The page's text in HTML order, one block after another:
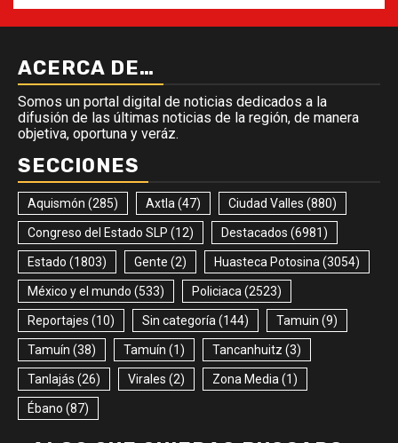
ACERCA DE…
Somos un portal digital de noticias dedicados a la
difusión de las últimas noticias de la región, de manera
objetiva, oportuna y veráz.
SECCIONES
Aquismón (285) Axtla(47) Ciudad Valles (880)
Congreso del Estado SLP (12) Destacados (6981)
Estado (1803) Gente (2) Huasteca Potosina(3054)
México y el mundo (533) Policiaca(2523)
Reportajes (10) Sin categoría(144) Tamuin (9)
Tamuín (38) Tamuín (1) Tancanhuitz (3)
Tanlajás (26) Virales (2) Zona Media(1)
Ébano (87)